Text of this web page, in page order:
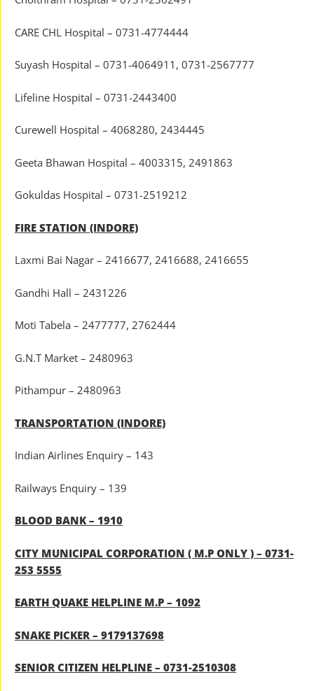
CARE CHL Hospital – 0731-4774444
Suyash Hospital – 0731-4064911, 0731-2567777
Lifeline Hospital – 0731-2443400
Curewell Hospital – 4068280, 2434445
Geeta Bhawan Hospital – 4003315, 2491863
Gokuldas Hospital – 0731-2519212
FIRE STATION (INDORE)
Laxmi Bai Nagar – 2416677, 2416688, 2416655
Gandhi Hall – 2431226
Moti Tabela – 2477777, 2762444
G.N.T Market – 2480963
Pithampur – 2480963
TRANSPORTATION (INDORE)
Indian Airlines Enquiry – 143
Railways Enquiry – 139
BLOOD BANK – 1910
CITY MUNICIPAL CORPORATION ( M.P ONLY ) – 0731-
253 5555
EARTH QUAKE HELPLINE M.P – 1092
SNAKE PICKER – 9179137698
SENIOR CITIZEN HELPLINE – 0731-2510308